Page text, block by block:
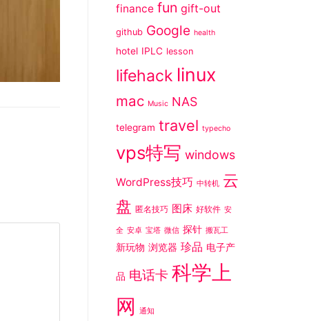
finance fun gift-out
github Google health
hotel IPLC lesson
lifehack linux
mac Music NAS
telegram travel typecho
vps特写 windows
WordPress技巧 中转机 云
盘 匿名技巧 图床 好软件 安
全 安卓 宝塔 微信 探针 搬瓦工
新玩物 浏览器 珍品 电子产
品 电话卡 科学上
网
通知